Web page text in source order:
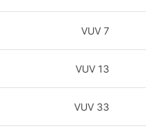
VUV
VUV
33
VUV